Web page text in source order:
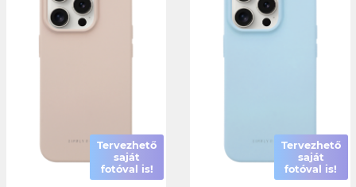
Tervezhető
saját
fotóval is!
Tervezhető
saját
fotóval is!